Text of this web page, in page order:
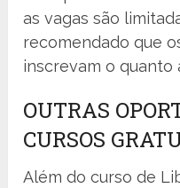
as vagas são
recomendado que
inscrevam o quanto
OUTRAS
CURSOS
Além do curso de